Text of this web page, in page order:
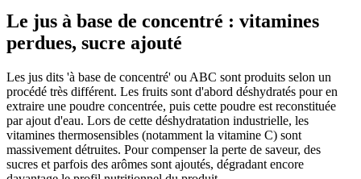
Le jus à base de concentré : vitamines
perdues, sucre ajouté
Les jus dits 'à base de concentré' ou ABC sont produits selon un
procédé très différent. Les fruits sont d'abord déshydratés pour en
extraire une poudre concentrée, puis cette poudre est reconstituée
par ajout d'eau. Lors de cette déshydratation industrielle, les
vitamines thermosensibles (notamment la vitamine C) sont
massivement détruites. Pour compenser la perte de saveur, des
sucres et parfois des arômes sont ajoutés, dégradant encore